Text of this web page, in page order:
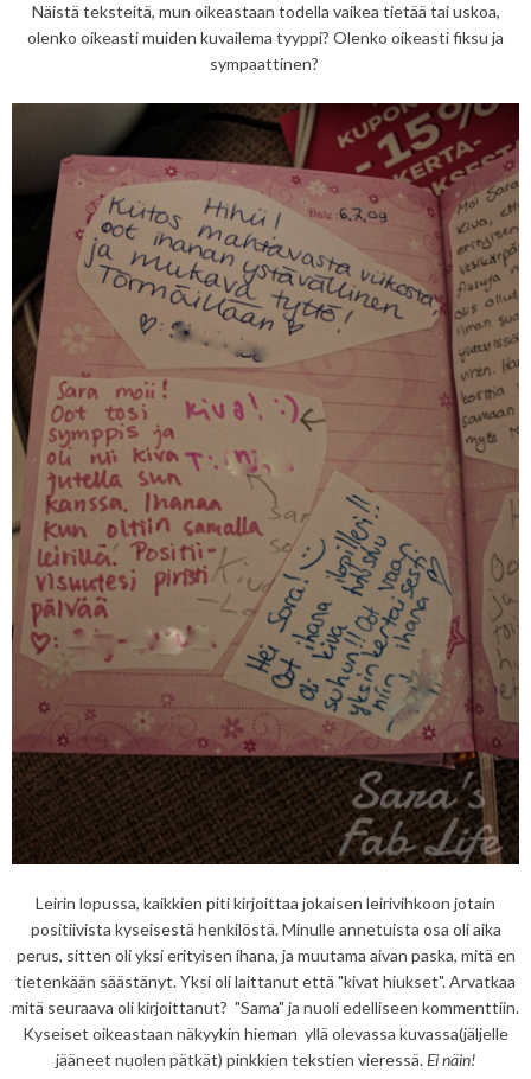
Näistä teksteitä, mun oikeastaan todella vaikea tietää tai uskoa,
olenko oikeasti muiden kuvailema tyyppi? Olenko oikeasti fiksu ja
sympaattinen?
Leirin lopussa, kaikkien piti kirjoittaa jokaisen leirivihkoon jotain
positiivista kyseisestä henkilöstä. Minulle annetuista osa oli aika
perus, sitten oli yksi erityisen ihana, ja muutama aivan paska, mitä en
tietenkään säästänyt. Yksi oli laittanut että "kivat hiukset". Arvatkaa
mitä seuraava oli kirjoittanut? "Sama" ja nuoli edelliseen kommenttiin.
Kyseiset oikeastaan näkyykin hieman yllä olevassa kuvassa(jäljelle
jääneet nuolen pätkät) pinkkien tekstien vieressä.Ei näin!